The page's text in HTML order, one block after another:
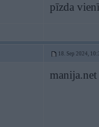
pīzda
18. Sep 2024,
manija.net